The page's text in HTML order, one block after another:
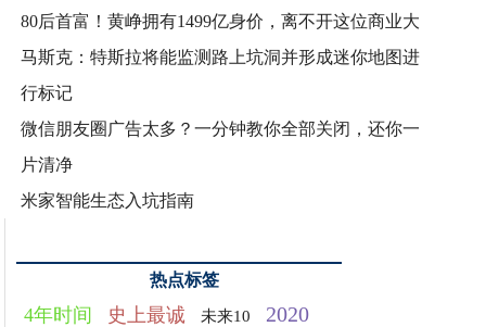
80后首富！黄峥拥有1499亿身价，离不开这位商业大
马斯克：特斯拉将能监测路上坑洞并形成迷你地图进
行标记
微信朋友圈广告太多？一分钟教你全部关闭，还你一
片清净
米家智能生态入坑指南
热点标签
4年时间 史上最诚 未来10 2020